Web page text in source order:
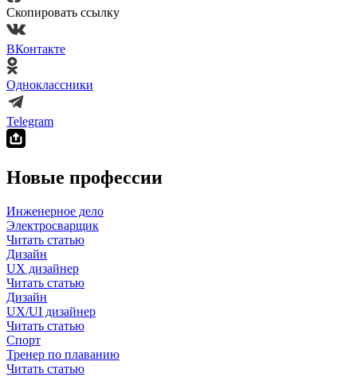
Скопировать ссылку
ВКонтакте
Одноклассники
Telegram
Новые профессии
Инженерное дело
Электросварщик
Читать статью
Дизайн
UX дизайнер
Читать статью
Дизайн
UX/UI дизайнер
Читать статью
Спорт
Тренер по плаванию
Читать статью